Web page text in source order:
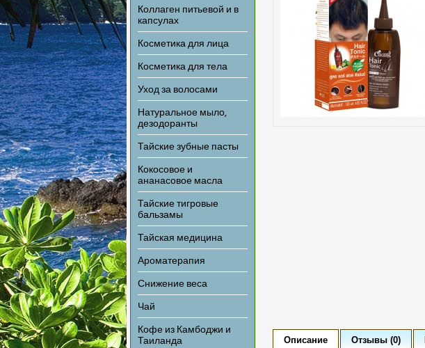
Коллаген питьевой и в
капсулах
Косметика для лица
Косметика для тела
Уход за волосами
Натуральное мыло,
дезодоранты
Тайские зубные пасты
Кокосовое и
ананасовое масла
Тайские тигровые
бальзамы
Тайская медицина
Ароматерапия
Снижение веса
Чай
Кофе из Камбоджи и
Таиланда
Описание Отзывы (0)